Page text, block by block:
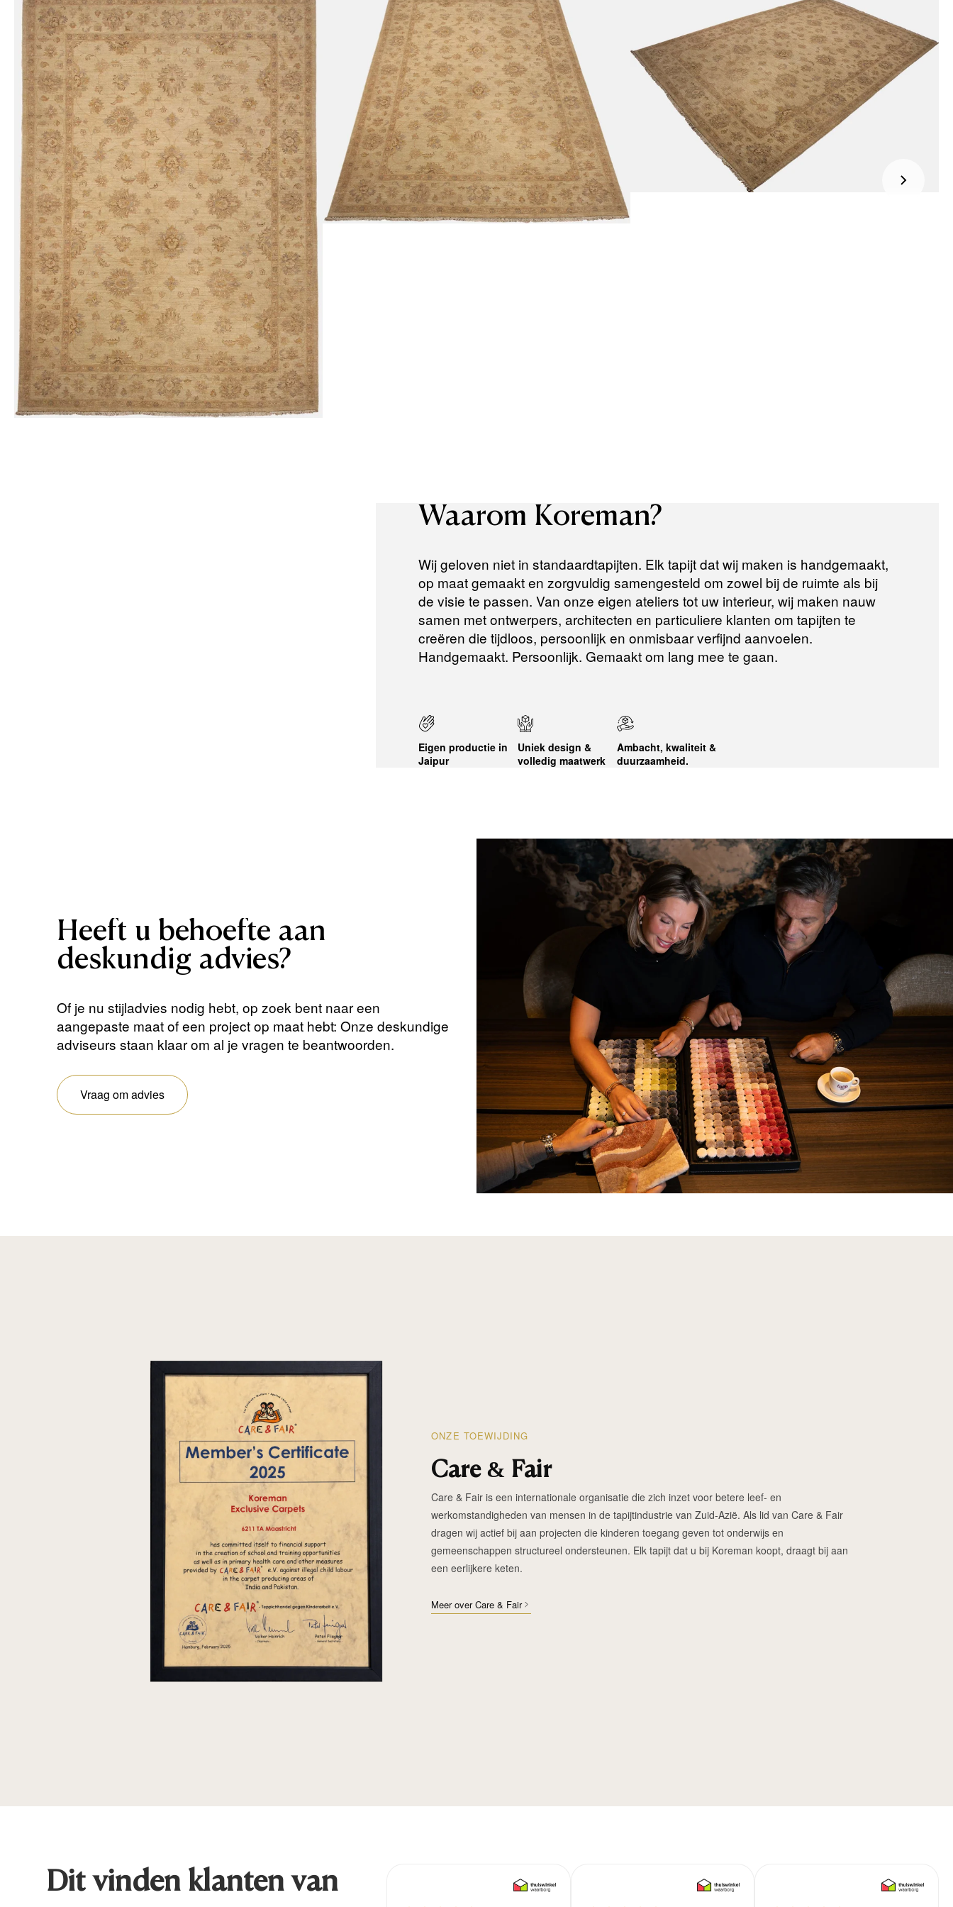
Creditcard (Visa of Maestro)
Rembours (betaling bij aflevering)
Levertijden:
Het artikel wordt gratis bij u thuis geleverd. Wij streven ernaar uw
bestelling binnen4 werkdagenbij u thuis te bezorgen.
Retourneren:
Het artikel wordt gratis bij u thuis geleverd. Mocht het niet passen en
u besluit het te retourneren, dan storten wij het aankoopbedrag zo
snel mogelijk terug, maar uiterlijkbinnen 14 dagen na herroeping
Voor meer informatie kunt u terecht op:
Boek uw zichzending.
Waarom Koreman?
Wij geloven niet in standaardtapijten. Elk tapijt dat wij maken is handgemaakt,
op maat gemaakt en zorgvuldig samengesteld om zowel bij de ruimte als bij
de visie te passen. Van onze eigen ateliers tot uw interieur, wij maken nauw
samen met ontwerpers, architecten en particuliere klanten om tapijten te
creëren die tijdloos, persoonlijk en onmisbaar verfijnd aanvoelen.
Handgemaakt. Persoonlijk. Gemaakt om lang mee te gaan.
Eigen productie in
Jaipur
Uniek design &
volledig maatwerk
Ambacht, kwaliteit &
duurzaamheid.
Heeft u behoefte aan
deskundig advies?
Of je nu stijladvies nodig hebt, op zoek bent naar een
aangepaste maat of een project op maat hebt: Onze deskundige
adviseurs staan ​​klaar om al je vragen te beantwoorden.
Vraag om advies
ONZE TOEWIJDING
Care & Fair
Care & Fair is een internationale organisatie die zich inzet voor betere leef- en
werkomstandigheden van mensen in de tapijtindustrie van Zuid-Azië. Als lid van Care & Fair
dragen wij actief bij aan projecten die kinderen toegang geven tot onderwijs en
gemeenschappen structureel ondersteunen. Elk tapijt dat u bij Koreman koopt, draagt bij aan
een eerlijkere keten.
Meer over Care & Fair
Dit vinden klanten van